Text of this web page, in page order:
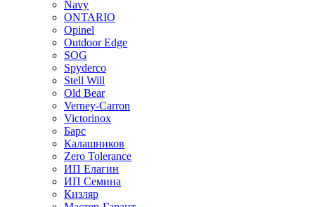
Navy
ONTARIO
Opinel
Outdoor Edge
SOG
Spyderco
Stell Will
Old Bear
Verney-Carron
Victorinox
Барс
Калашников
Zero Tolerance
ИП Елагин
ИП Семина
Кизляр